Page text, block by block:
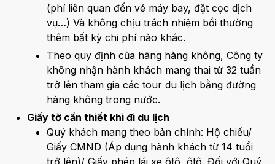
(phí liên quan đến vé máy bay, đặt cọc dịch
vụ…) Và không chịu trách nhiệm bồi thường
thêm bất kỳ chi phí nào khác.
Theo quy định của hãng hàng không, Công ty
không nhận hành khách mang thai từ 32 tuần
trở lên tham gia các tour du lịch bằng đường
hàng không trong nước.
Giấy tờ cần thiết khi đi du lịch
Quý khách mang theo bản chính: Hộ chiếu/
Giấy CMND (Áp dụng hành khách từ 14 tuổi
trở lên)/ Giấy phép lái xe ôtô, ôtô. Đối với Quý